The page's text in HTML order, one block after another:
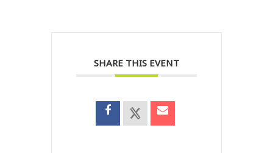
SHARE THIS EVENT